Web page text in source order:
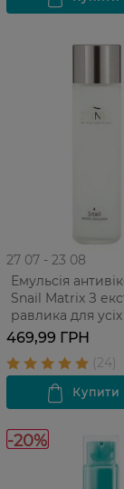
27 07 - 23 08
Емульсія
Snail Matrix З
равлика для усіх
шкіри 150 мл
469,99 ГРН
-20%